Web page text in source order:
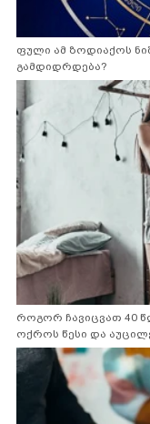
ფული ამ ზოდიაქოს
გამდიდრდება?
როგორ ჩავიცვათ 40
ოქროს წესი და